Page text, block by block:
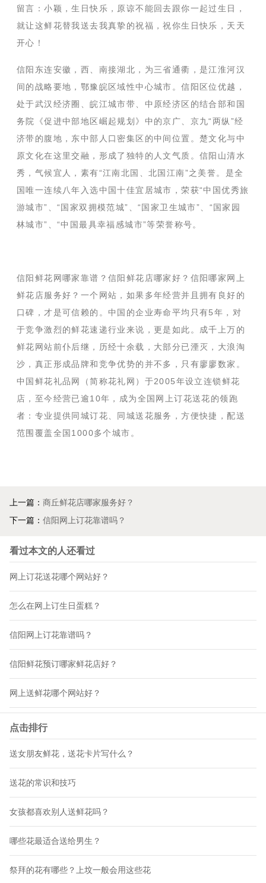
留言：小颖，生日快乐，原谅不能回去跟你一起过生日，
就让这鲜花替我送去我真挚的祝福，祝你生日快乐，天天
开心！
信阳东连安徽，西、南接湖北，为三省通衢，是江淮河汉
间的战略要地，鄂豫皖区域性中心城市。信阳区位优越，
处于武汉经济圈、皖江城市带、中原经济区的结合部和国
务院《促进中部地区崛起规划》中的京广、京九“两纵”经
济带的腹地，东中部人口密集区的中间位置。楚文化与中
原文化在这里交融，形成了独特的人文气质。信阳山清水
秀，气候宜人，素有“江南北国、北国江南”之美誉。是全
国唯一连续八年入选中国十佳宜居城市，荣获“中国优秀旅
游城市”、“国家双拥模范城”、“国家卫生城市”、“国家园
林城市”、“中国最具幸福感城市”等荣誉称号。
信阳鲜花网哪家靠谱？信阳鲜花店哪家好？信阳哪家网上
鲜花店服务好？一个网站，如果多年经营并且拥有良好的
口碑，才是可信赖的。中国的企业寿命平均只有5年，对
于竞争激烈的鲜花速递行业来说，更是如此。成千上万的
鲜花网站前仆后继，历经十余载，大部分已湮灭，大浪淘
沙，真正形成品牌和竞争优势的并不多，只有廖廖数家。
中国鲜花礼品网（简称花礼网）于2005年设立连锁鲜花
店，至今经营已逾10年，成为全国网上订花送花的领跑
者：专业提供同城订花、同城送花服务，方便快捷，配送
范围覆盖全国1000多个城市。
上一篇： 商丘鲜花店哪家服务好？
下一篇： 信阳网上订花靠谱吗？
看过本文的人还看过
网上订花送花哪个网站好？
怎么在网上订生日蛋糕？
信阳网上订花靠谱吗？
信阳鲜花预订哪家鲜花店好？
网上送鲜花哪个网站好？
点击排行
送女朋友鲜花，送花卡片写什么？
送花的常识和技巧
女孩都喜欢别人送鲜花吗？
哪些花最适合送给男生？
祭拜的花有哪些？上坟一般会用这些花